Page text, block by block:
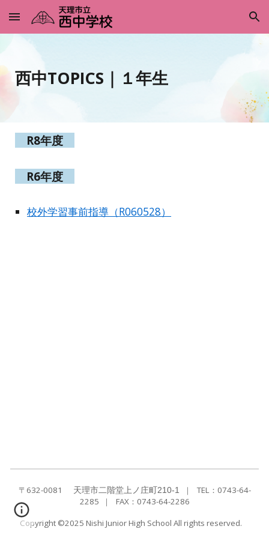
Skip to main content Skip to navigation
西中TOPICS ｜１年生
R8年度
R6年度
校外学習事前指導（R060528）
〒632-0081 天理市二階堂上ノ庄町210-1 ｜ TEL： 0743-64-
2285 ｜ FAX： 0743-64-2286
Copyright ©2025 Nishi Junior High School All rights reserved.